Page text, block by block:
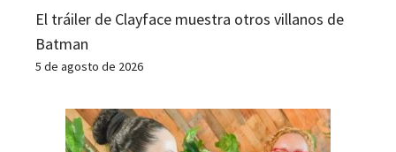
El tráiler de Clayface muestra otros villanos de
Batman
5 de agosto de 2026